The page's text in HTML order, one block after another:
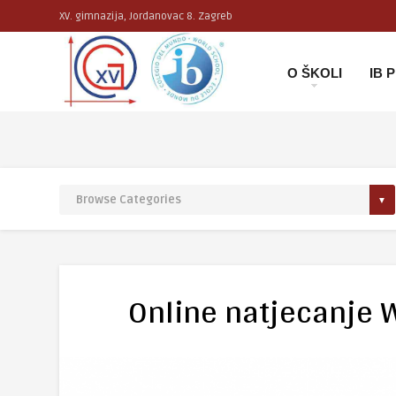
XV. gimnazija, Jordanovac 8. Zagreb
O ŠKOLI IB
Online natjecanje